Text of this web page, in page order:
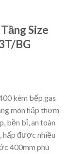
Size
BG
kèm bếp gas
món hấp thơm
bền bỉ, an toàn
hấp được nhiều
400mm phù